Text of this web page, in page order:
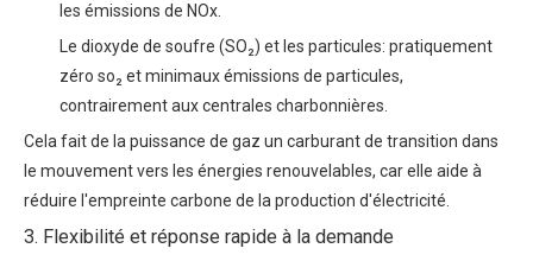
les émissions de NOx.
Le dioxyde de soufre (SO₂) et les particules: pratiquement
zéro so₂ et minimaux émissions de particules,
contrairement aux centrales charbonnières.
Cela fait de la puissance de gaz un carburant de transition dans
le mouvement vers les énergies renouvelables, car elle aide à
réduire l'empreinte carbone de la production d'électricité.
3. Flexibilité et réponse rapide à la demande